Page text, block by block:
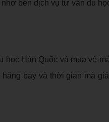
bên dịch vụ tư vấn du
Hàn Quốc và mua vé
bay và thời gian mà